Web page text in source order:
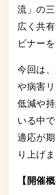
流」の
広く共
ビナー
今回は
や病害
低減や
いる中
適応が
り上げま
【開催概